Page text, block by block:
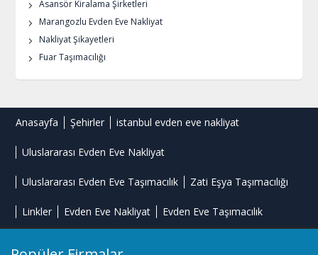
Asansör Kiralama Şirketleri
Marangozlu Evden Eve Nakliyat
Nakliyat Şikayetleri
Fuar Taşımacılığı
Anasayfa Şehirler istanbul evden eve nakliyat
Uluslararası Evden Eve Nakliyat
Uluslararası Evden Eve Taşımacılık Zati Eşya Taşımacılığı
Linkler Evden Eve Nakliyat Evden Eve Taşımacılık